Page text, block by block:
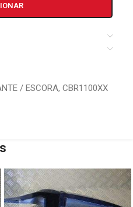
/ ESCORA, CBR1100XX